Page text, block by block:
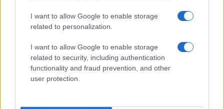
I want to allow Google to enable storage
related to personalization.
I want to allow Google to enable storage
related to security, including authentication
functionality and fraud prevention, and other
user protection.
Rasoio elettrico Braun Serie 3 310s: recensione e
caratteristiche principali
Edoardo Vitali · 9 Ago 2026